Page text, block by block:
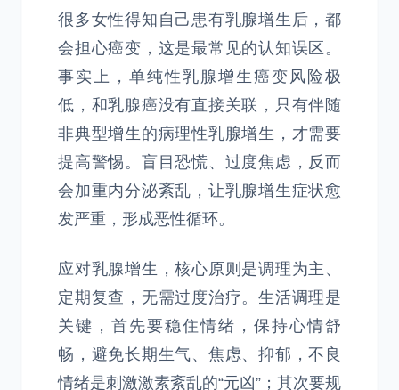
很多女性得知自己患有乳腺增生后，都
会担心癌变，这是最常见的认知误区。
事实上，单纯性乳腺增生癌变风险极
低，和乳腺癌没有直接关联，只有伴随
非典型增生的病理性乳腺增生，才需要
提高警惕。盲目恐慌、过度焦虑，反而
会加重内分泌紊乱，让乳腺增生症状愈
发严重，形成恶性循环。
应对乳腺增生，核心原则是调理为主、
定期复查，无需过度治疗。生活调理是
关键，首先要稳住情绪，保持心情舒
畅，避免长期生气、焦虑、抑郁，不良
情绪是刺激激素紊乱的“元凶”；其次要规